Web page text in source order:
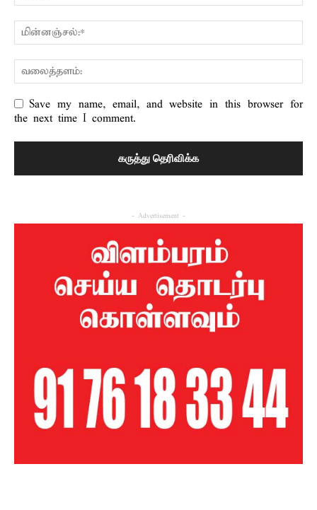
Save my name, email, and website in this browser for
the next time I comment.
- Advertisement -